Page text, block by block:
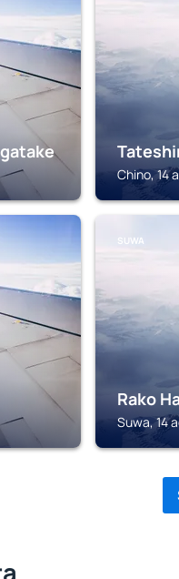
Chino, 14
SUWA
Rako
Suwa, 14